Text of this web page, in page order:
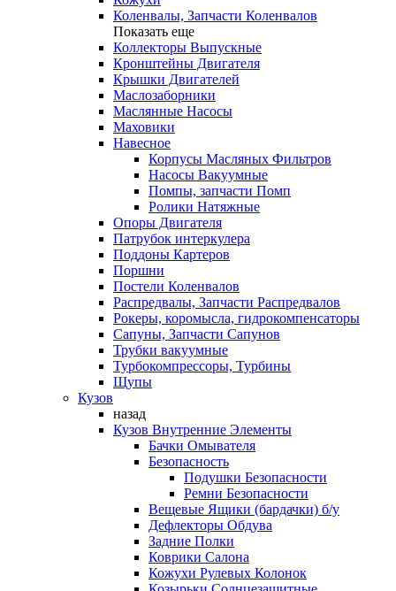
Коленвалы, Запчасти Коленвалов
Показать еще
Коллекторы Выпускные
Кронштейны Двигателя
Крышки Двигателей
Маслозаборники
Маслянные Насосы
Маховики
Навесное
Корпусы Масляных Фильтров
Насосы Вакуумные
Помпы, запчасти Помп
Ролики Натяжные
Опоры Двигателя
Патрубок интеркулера
Поддоны Картеров
Поршни
Постели Коленвалов
Распредвалы, Запчасти Распредвалов
Рокеры, коромысла, гидрокомпенсаторы
Сапуны, Запчасти Сапунов
Трубки вакуумные
Турбокомпрессоры, Турбины
Щупы
Кузов
назад
Кузов Внутренние Элементы
Бачки Омывателя
Безопасность
Подушки Безопасности
Ремни Безопасности
Вещевые Ящики (бардачки) б/у
Дефлекторы Обдува
Задние Полки
Коврики Салона
Кожухи Рулевых Колонок